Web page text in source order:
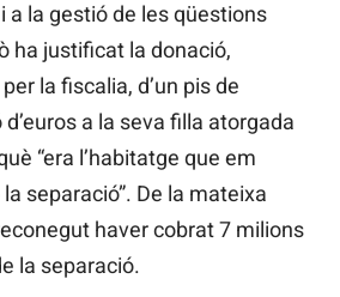
a la gestió de les qüestions
ha justificat la donació,
la fiscalia, d’un pis de
a la seva filla atorgada
“era l’habitatge que em
separació”. De la mateixa
haver cobrat 7 milions
la separació.